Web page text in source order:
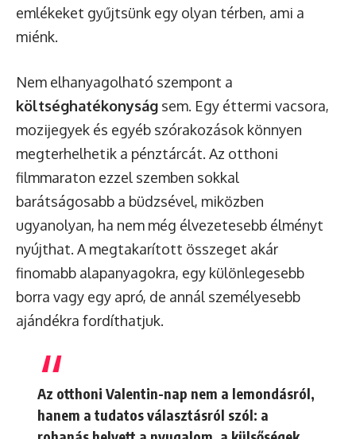
emlékeket gyűjtsünk egy olyan térben, ami a
miénk.
Nem elhanyagolható szempont a
költséghatékonyság sem. Egy éttermi vacsora,
mozijegyek és egyéb szórakozások könnyen
megterhelhetik a pénztárcát. Az otthoni
filmmaraton ezzel szemben sokkal
barátságosabb a büdzsével, miközben
ugyanolyan, ha nem még élvezetesebb élményt
nyújthat. A megtakarított összeget akár
finomabb alapanyagokra, egy különlegesebb
borra vagy egy apró, de annál személyesebb
ajándékra fordíthatjuk.
Az otthoni Valentin-nap nem a lemondásról,
hanem a tudatos választásról szól: a